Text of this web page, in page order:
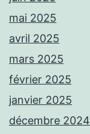
mai 2025
avril 2025
mars 2025
février 2025
janvier 2025
décembre 2024